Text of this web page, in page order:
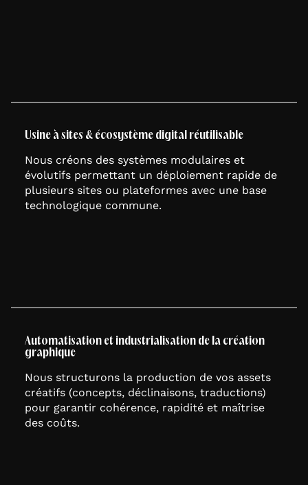
Usine à sites & écosystème digital réutilisable
Nous créons des systèmes modulaires et
évolutifs permettant un déploiement rapide de
plusieurs sites ou plateformes avec une base
technologique commune.
Automatisation et industrialisation de la création
graphique
Nous structurons la production de vos assets
créatifs (concepts, déclinaisons, traductions)
pour garantir cohérence, rapidité et maîtrise
des coûts.